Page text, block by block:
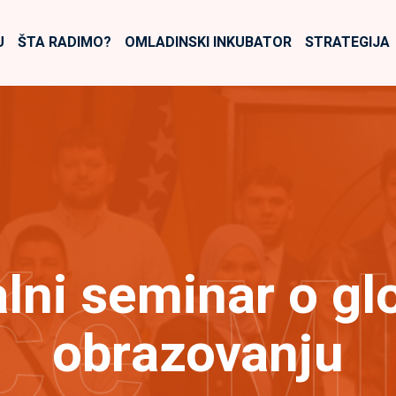
ŠTA RADIMO? OMLADINSKI INKUBATOR STRATEGIJA
seminar o
obrazovanju